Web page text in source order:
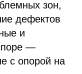
зон,
дефектов
и
—
с опорой на